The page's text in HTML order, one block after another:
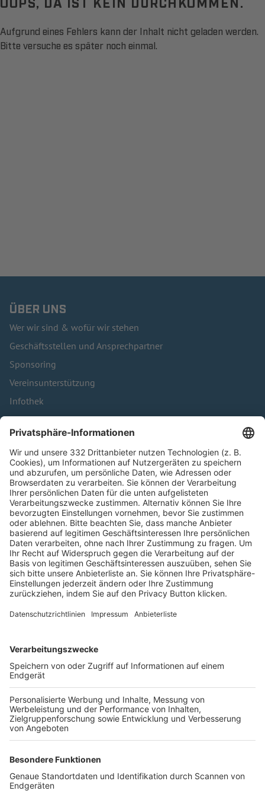
Aufgrund eines Fehlers kann der Inhalt nicht geladen werden.
Bitte versuche es später noch einmal.
ÜBER UNS
Wer wir sind & wofür wir stehen
Geschäftsstellen und Ansprechpartner
Sponsoring
Vereinsunterstützung
Infothek
Kontakt
HÄUFIG BESUCHTE SEITEN
Pässe und Vereinswechsel
Trainerausbildung
Schulungsangebot Vereinsmitarbeiter
BFV-Geschäftsstellen
Trainerbörse
Login SpielPlus
FOLGE DEM BFV
TOP-VEREINE
TOP-PARTNER